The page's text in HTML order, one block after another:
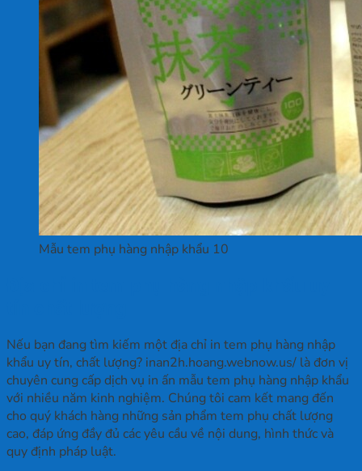
Mẫu tem phụ hàng nhập khẩu 10
Nếu bạn đang tìm kiếm một địa chỉ in tem phụ hàng nhập
khẩu uy tín, chất lượng? inan2h.hoang.webnow.us/ là đơn vị
chuyên cung cấp dịch vụ in ấn mẫu tem phụ hàng nhập khẩu
với nhiều năm kinh nghiệm. Chúng tôi cam kết mang đến
cho quý khách hàng những sản phẩm tem phụ chất lượng
cao, đáp ứng đầy đủ các yêu cầu về nội dung, hình thức và
quy định pháp luật.